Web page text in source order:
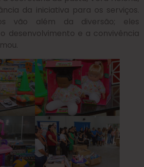
da iniciativa para os serviços.
vão além da diversão; eles
desenvolvimento e a convivência